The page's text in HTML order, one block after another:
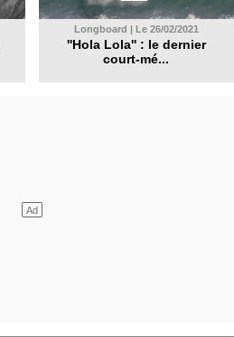
Longboard | Le 26/02/2021
''Hola Lola'' : le dernier
court-mé...